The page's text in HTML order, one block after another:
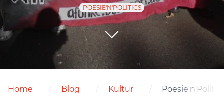
POESIE'N'POLITICS
Home Blog Kultur